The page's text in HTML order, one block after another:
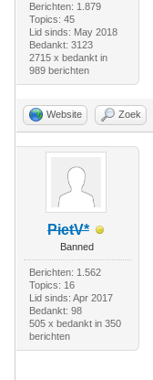
Berichten: 1.879
Topics: 45
Lid sinds: May 2018
Bedankt: 3123
2715 x bedankt in
989 berichten
Website Zoek
PietV*
Banned
Berichten: 1.562
Topics: 16
Lid sinds: Apr 2017
Bedankt: 98
505 x bedankt in 350
berichten